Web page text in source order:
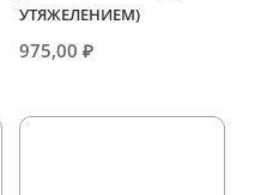
УТЯЖЕЛЕНИЕМ)
975,00₽